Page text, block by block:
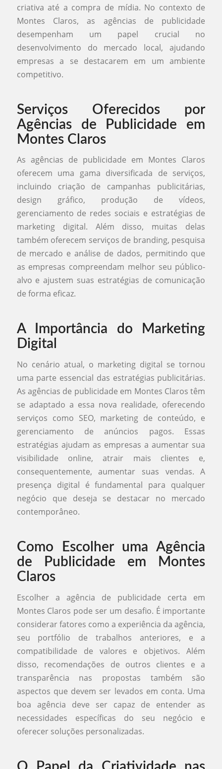
criativa até a compra de mídia. No contexto de
Montes Claros, as agências de publicidade
desempenham um papel crucial no
desenvolvimento do mercado local, ajudando
empresas a se destacarem em um ambiente
competitivo.
Serviços Oferecidos por
Agências de Publicidade em
Montes Claros
As agências de publicidade em Montes Claros
oferecem uma gama diversificada de serviços,
incluindo criação de campanhas publicitárias,
design gráfico, produção de vídeos,
gerenciamento de redes sociais e estratégias de
marketing digital. Além disso, muitas delas
também oferecem serviços de branding, pesquisa
de mercado e análise de dados, permitindo que
as empresas compreendam melhor seu público-
alvo e ajustem suas estratégias de comunicação
de forma eficaz.
A Importância do Marketing
Digital
No cenário atual, o marketing digital se tornou
uma parte essencial das estratégias publicitárias.
As agências de publicidade em Montes Claros têm
se adaptado a essa nova realidade, oferecendo
serviços como SEO, marketing de conteúdo, e
gerenciamento de anúncios pagos. Essas
estratégias ajudam as empresas a aumentar sua
visibilidade online, atrair mais clientes e,
consequentemente, aumentar suas vendas. A
presença digital é fundamental para qualquer
negócio que deseja se destacar no mercado
contemporâneo.
Como Escolher uma Agência
de Publicidade em Montes
Claros
Escolher a agência de publicidade certa em
Montes Claros pode ser um desafio. É importante
considerar fatores como a experiência da agência,
seu portfólio de trabalhos anteriores, e a
compatibilidade de valores e objetivos. Além
disso, recomendações de outros clientes e a
transparência nas propostas também são
aspectos que devem ser levados em conta. Uma
boa agência deve ser capaz de entender as
necessidades específicas do seu negócio e
oferecer soluções personalizadas.